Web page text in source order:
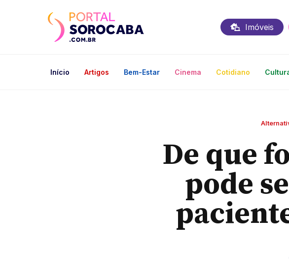
Imóveis
Início Artigos Bem-Estar Cinema Cotidiano
De que
pode